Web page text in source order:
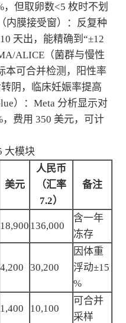
，但取卵数<5 枚时不划
内膜接受窗）：反复种
天出，能精确到“±12
ALICE（菌群与慢性
本可合并检测，阳性率
阴，临床妊娠率提高
）：Meta 分析显示对
费用 350 美元，可计
大模块
美元
人民币
（汇率
7.2）
备注
18,900 136,000
含一年
冻存
4,200 30,200
因体重
浮动±15
%
1,400 10,100
可合并
采样